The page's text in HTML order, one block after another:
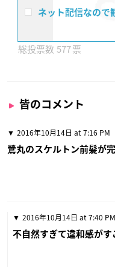
ネット配信なので
577
皆のコメント
2016年10月14日 at 7:16 PM
鶯丸のスケルトン前髪が
2016年10月14日 at 7:40 PM
不自然すぎて違和感がす